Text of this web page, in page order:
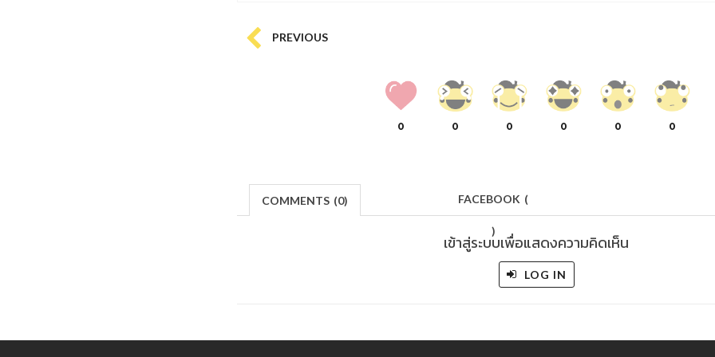
PREVIOUS
0 0 0 0 0 0
COMMENTS (0) FACEBOOK (
)
เข้าสู่ระบบเพื่อแสดงความคิดเห็น
LOG IN